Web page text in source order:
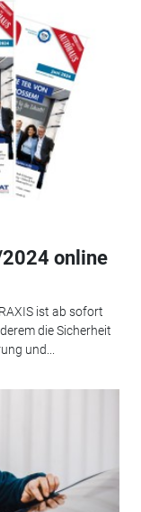
online
ist ab sofort
die Sicherheit
und...